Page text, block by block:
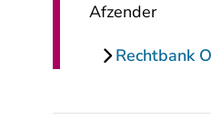
Afzender
Rechtbank